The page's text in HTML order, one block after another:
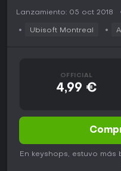
Lanzamiento: 05 oct 2018
Ubisoft Montreal
OFFICIAL
4,99 €
En keyshops, estuvo